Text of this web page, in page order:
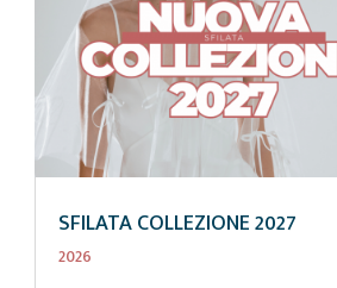
SFILATA COLLEZIONE 2027
2026